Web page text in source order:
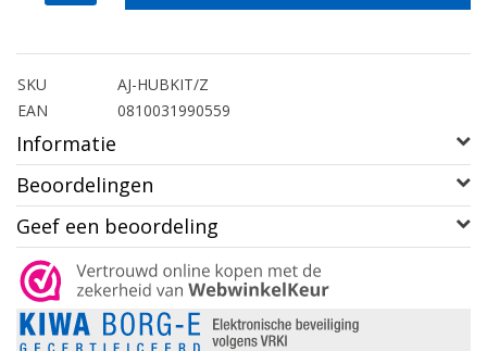
SKU
AJ-HUBKIT/Z
EAN
0810031990559
Informatie
Beoordelingen
Geef een beoordeling